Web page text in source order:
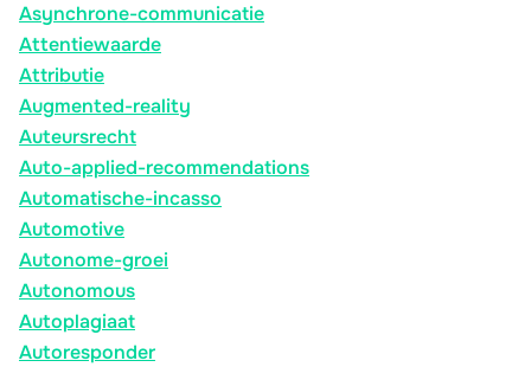
Asynchrone-communicatie
Attentiewaarde
Attributie
Augmented-reality
Auteursrecht
Auto-applied-recommendations
Automatische-incasso
Automotive
Autonome-groei
Autonomous
Autoplagiaat
Autoresponder